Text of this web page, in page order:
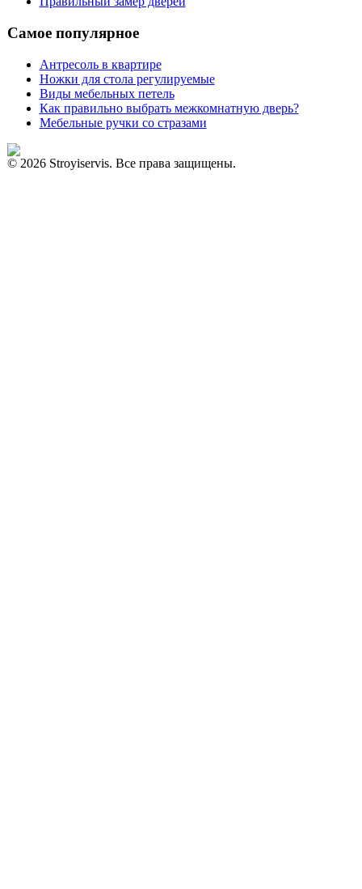
Самое популярное
Антресоль в квартире
Ножки для стола регулируемые
Виды мебельных петель
Как правильно выбрать межкомнатную дверь?
Мебельные ручки со стразами
© 2026 Stroyiservis. Все права защищены.